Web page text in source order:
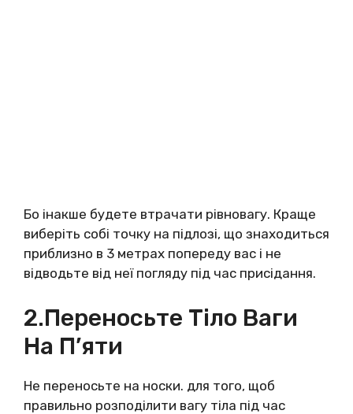
Бо інакше будете втрачати рівновагу. Краще
виберіть собі точку на підлозі, що знаходиться
приблизно в 3 метрах попереду вас і не
відводьте від неї погляду під час присідання.
2.Переносьте Тіло Ваги
На П’яти
Не переносьте на носки. для того, щоб
правильно розподілити вагу тіла під час